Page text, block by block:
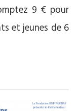
9 € pour
et jeunes de 6